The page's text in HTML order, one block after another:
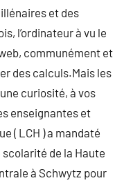
et des
l’ordinateur à vu le
communément et
des calculs.Mais les
curiosité, à vos
enseignantes et
( LCH ) a mandaté
de la Haute
à Schwytz pour